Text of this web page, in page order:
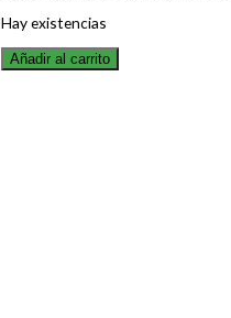
Hay existencias
Añadir al carrito